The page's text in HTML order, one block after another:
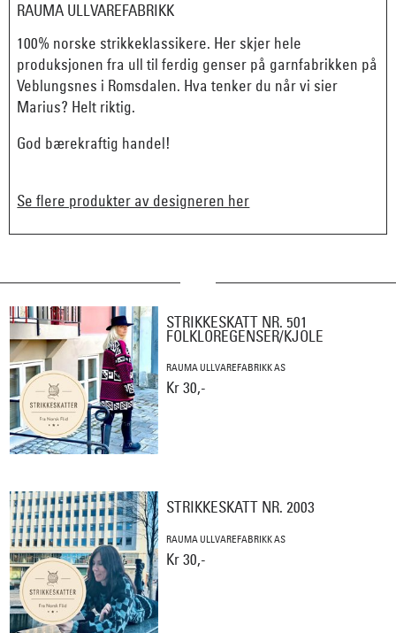
RAUMA ULLVAREFABRIKK
100% norske strikkeklassikere. Her skjer hele
produksjonen fra ull til ferdig genser på garnfabrikken på
Veblungsnes i Romsdalen. Hva tenker du når vi sier
Marius? Helt riktig.
God bærekraftig handel!
Se flere produkter av designeren her
STRIKKESKATT NR. 501
FOLKLOREGENSER/KJOLE
RAUMA ULLVAREFABRIKK AS
Kr 30,-
STRIKKESKATT NR. 2003
RAUMA ULLVAREFABRIKK AS
Kr 30,-